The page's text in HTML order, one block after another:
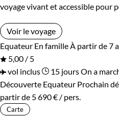
voyage vivant et accessible pour
Voir le voyage
Equateur En famille À partir de 7
5,00 / 5
vol inclus
15 joursOn a
Découverte Equateur Prochain
partir de 5 690 € / pers.
Carte